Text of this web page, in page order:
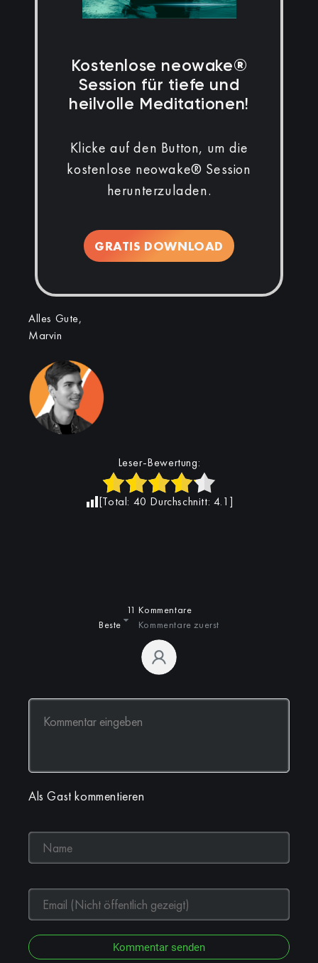
Kostenlose neowake®
Session für tiefe und
heilvolle Meditationen!
Klicke auf den Button, um die
kostenlose neowake® Session
herunterzuladen.
GRATIS DOWNLOAD
Alles Gute,
Marvin
Leser-Bewertung:
[Total: 40 Durchschnitt: 4.1 ]
11 Kommentare
Beste
Kommentare zuerst
Als Gast kommentieren
Kommentar senden